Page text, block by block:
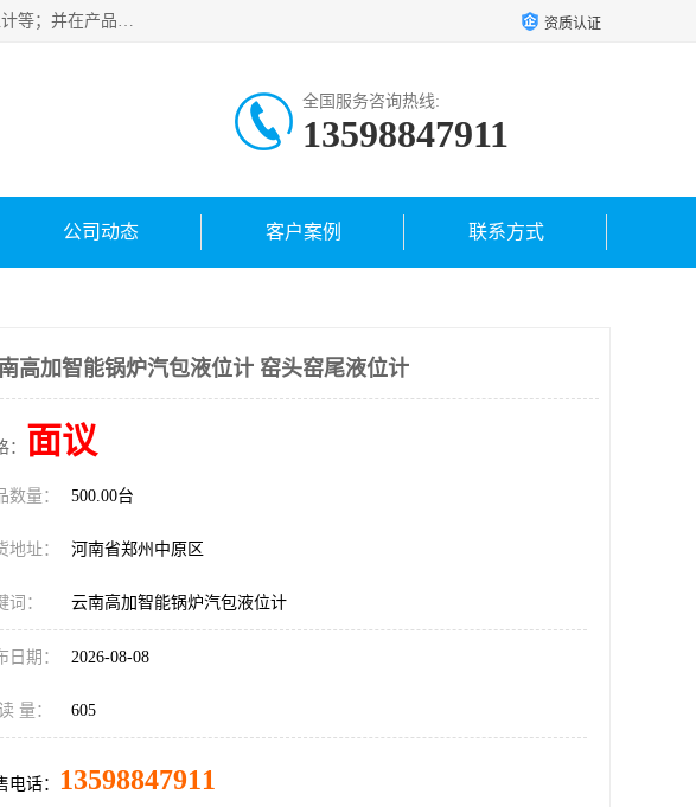
河南福瑞德仪表有限公司是生产销售电容液位计、液氨液位计、小量程液位计定制、智能锅炉水位计、液氮液位计等；并在产品开发、研制的过程中，吸取国内外仪器仪表的技术精华，建立了一支高、精、尖的科研开发队伍，使产品性能不断升级。 资质认证
全国服务咨询热线:
13598847911
公司动态 客户案例 联系方式
高加智能锅炉汽包液位计 窑头窑尾液位计
： 面议
数量： 500.00台
地址： 河南省郑州中原区
词： 云南高加智能锅炉汽包液位计
日期： 2026-08-08
量： 605
电话： 13598847911